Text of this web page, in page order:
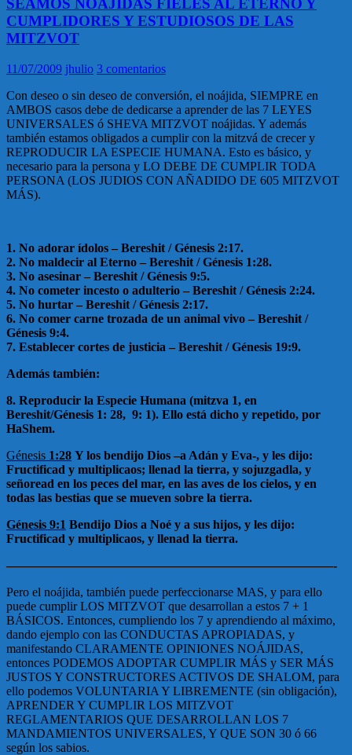
SEAMOS NOÁJIDAS FIELES AL ETERNO Y
CUMPLIDORES Y ESTUDIOSOS DE LAS
MITZVOT
11/07/2009 jhulio 3 comentarios
Con deseo o sin deseo de conversión, el noájida, SIEMPRE en
AMBOS casos debe de dedicarse a aprender de las 7 LEYES
UNIVERSALES ó SHEVA MITZVOT noájidas. Y además
también estamos obligados a cumplir con la mitzvá de crecer y
REPRODUCIR LA ESPECIE HUMANA. Esto es básico, y
necesario para la persona y LO DEBE DE CUMPLIR TODA
PERSONA (LOS JUDIOS CON AÑADIDO DE 605 MITZVOT
MÁS).
1. No adorar ídolos – Bereshit / Génesis 2:17.
2. No maldecir al Eterno – Bereshit / Génesis 1:28.
3. No asesinar – Bereshit / Génesis 9:5.
4. No cometer incesto o adulterio – Bereshit / Génesis 2:24.
5. No hurtar – Bereshit / Génesis 2:17.
6. No comer carne trozada de un animal vivo – Bereshit /
Génesis 9:4.
7. Establecer cortes de justicia – Bereshit / Génesis 19:9.
Además también:
8. Reproducir la Especie Humana (mitzva 1, en
Bereshit/Génesis 1: 28, 9: 1). Ello está dicho y repetido, por
HaShem.
Génesis 1:28 Y los bendijo Dios –a Adán y Eva-, y les dijo:
Fructificad y multiplicaos; llenad la tierra, y sojuzgadla, y
señoread en los peces del mar, en las aves de los cielos, y en
todas las bestias que se mueven sobre la tierra.
Génesis 9:1 Bendijo Dios a Noé y a sus hijos, y les dijo:
Fructificad y multiplicaos, y llenad la tierra.
——————————————————————————-
Pero el noájida, también puede perfeccionarse MAS, y para ello
puede cumplir LOS MITZVOT que desarrollan a estos 7 + 1
BÁSICOS. Entonces, cumpliendo los 7 y aprendiendo al máximo,
dando ejemplo con las CONDUCTAS APROPIADAS, y
manifestando CLARAMENTE OPINIONES NOÁJIDAS,
entonces PODEMOS ADOPTAR CUMPLIR MÁS y SER MÁS
JUSTOS Y CONSTRUCTORES ACTIVOS DE SHALOM, para
ello podemos VOLUNTARIA Y LIBREMENTE (sin obligación),
APRENDER Y CUMPLIR LOS MITZVOT
REGLAMENTARIOS QUE DESARROLLAN LOS 7
MANDAMIENTOS UNIVERSALES, Y QUE SON 30 ó 66
según los sabios.